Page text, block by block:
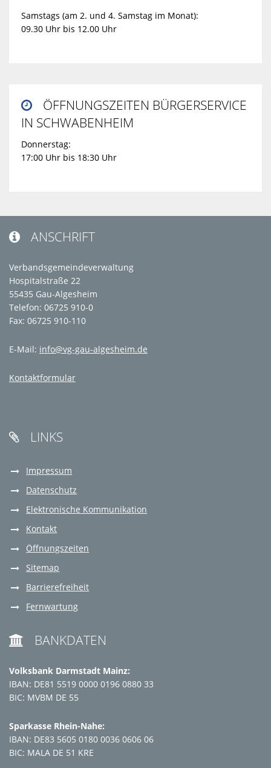
Samstags (am 2. und 4. Samstag im Monat):
09.30 Uhr bis 12.00 Uhr

ÖFFNUNGSZEITEN BÜRGERSERVICE
IN SCHWABENHEIM
Donnerstag:
17:00 Uhr bis 18:30 Uhr
 ANSCHRIFT
Verbandsgemeindeverwaltung
Hospitalstraße 22
55435 Gau-Algesheim
Telefon: 06725 910-0
Fax: 06725 910-110
E-Mail: info@vg-gau-algesheim.de
Kontaktformular
 LINKS
Impressum
Datenschutz
Elektronische Kommunikation
Kontakt
Öffnungszeiten
Sitemap
Barrierefreiheit
Fernwartung
 BANKDATEN
Volksbank Darmstadt Mainz:
IBAN: DE81 5519 0000 0196 0880 33
BIC: MVBM DE 55
Sparkasse Rhein-Nahe:
IBAN: DE83 5605 0180 0036 0606 06
BIC: MALA DE 51 KRE